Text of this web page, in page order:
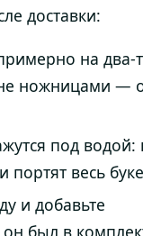
доставки:
на два-
ножницами —
под водой:
весь
и добавьте
был в